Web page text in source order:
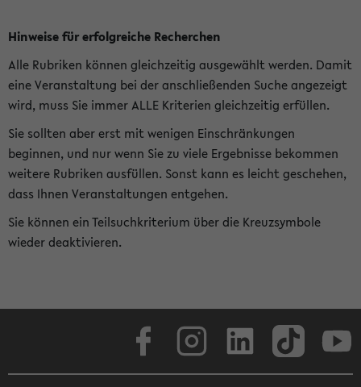
Hinweise für erfolgreiche Recherchen
Alle Rubriken können gleichzeitig ausgewählt werden. Damit
eine Veranstaltung bei der anschließenden Suche angezeigt
wird, muss Sie immer ALLE Kriterien gleichzeitig erfüllen.
Sie sollten aber erst mit wenigen Einschränkungen
beginnen, und nur wenn Sie zu viele Ergebnisse bekommen
weitere Rubriken ausfüllen. Sonst kann es leicht geschehen,
dass Ihnen Veranstaltungen entgehen.
Sie können ein Teilsuchkriterium über die Kreuzsymbole
wieder deaktivieren.